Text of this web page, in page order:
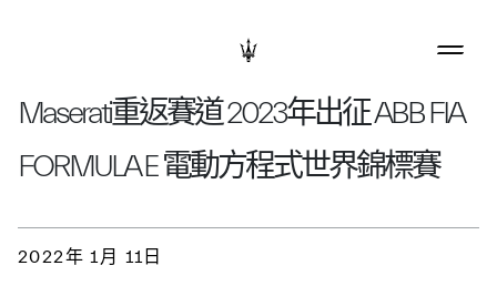
Maserati重返賽道 2023年出征 ABB FIA
FORMULA E 電動方程式世界錦標賽
2022年 1月 11日